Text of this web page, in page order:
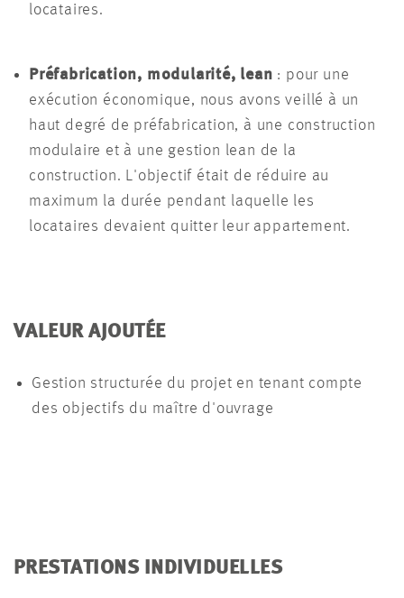
locataires.
Préfabrication, modularité, lean : pour une
exécution économique, nous avons veillé à un
haut degré de préfabrication, à une construction
modulaire et à une gestion lean de la
construction. L'objectif était de réduire au
maximum la durée pendant laquelle les
locataires devaient quitter leur appartement.
VALEUR AJOUTÉE
Gestion structurée du projet en tenant compte
des objectifs du maître d'ouvrage
PRESTATIONS INDIVIDUELLES